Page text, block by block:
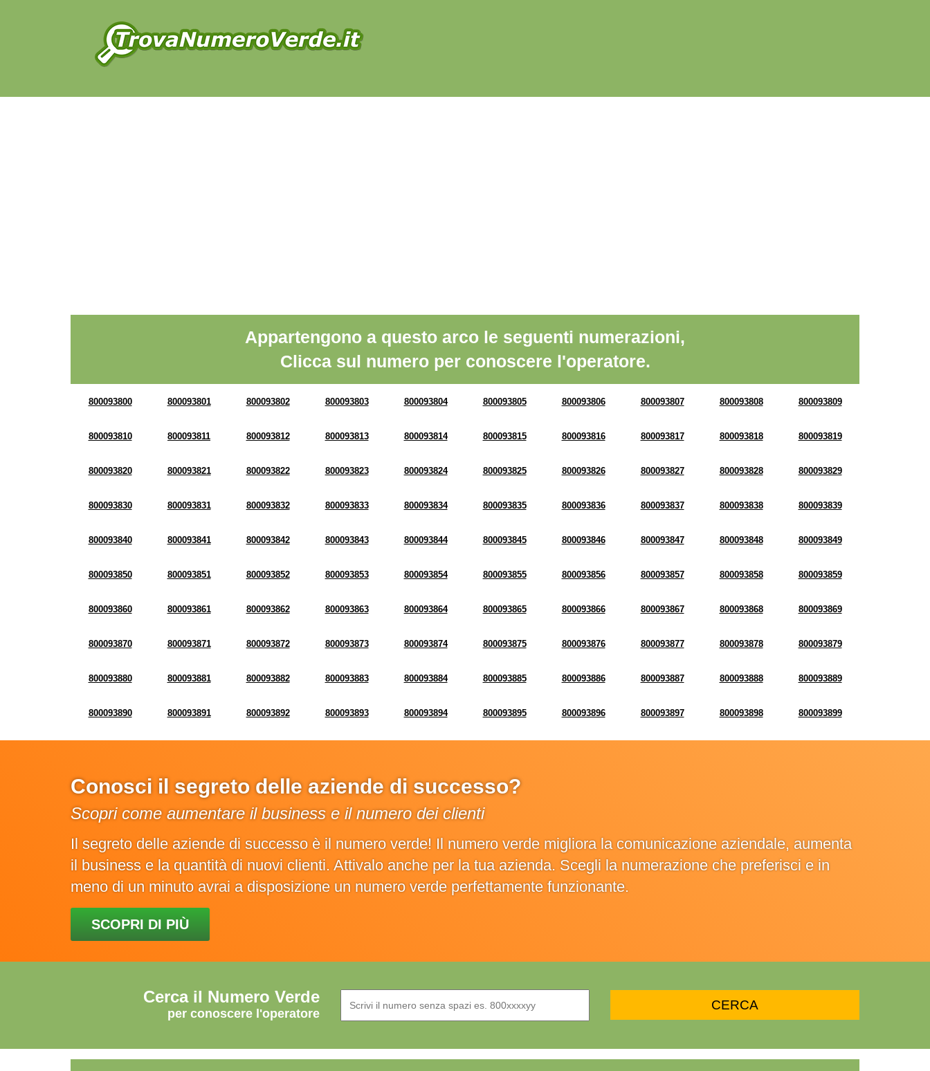
Appartengono a questo arco le seguenti numerazioni,
Clicca sul numero per conoscere l'operatore.
800093800 800093801 800093802 800093803 800093804 800093805 800093806 800093807 800093808 800093809
800093810 800093811 800093812 800093813 800093814 800093815 800093816 800093817 800093818 800093819
800093820 800093821 800093822 800093823 800093824 800093825 800093826 800093827 800093828 800093829
800093830 800093831 800093832 800093833 800093834 800093835 800093836 800093837 800093838 800093839
800093840 800093841 800093842 800093843 800093844 800093845 800093846 800093847 800093848 800093849
800093850 800093851 800093852 800093853 800093854 800093855 800093856 800093857 800093858 800093859
800093860 800093861 800093862 800093863 800093864 800093865 800093866 800093867 800093868 800093869
800093870 800093871 800093872 800093873 800093874 800093875 800093876 800093877 800093878 800093879
800093880 800093881 800093882 800093883 800093884 800093885 800093886 800093887 800093888 800093889
800093890 800093891 800093892 800093893 800093894 800093895 800093896 800093897 800093898 800093899
Conosci il segreto delle aziende di successo?
Scopri come aumentare il business e il numero dei clienti
Il segreto delle aziende di successo è il numero verde! Il numero verde migliora la comunicazione aziendale, aumenta
il business e la quantità di nuovi clienti. Attivalo anche per la tua azienda. Scegli la numerazione che preferisci e in
meno di un minuto avrai a disposizione un numero verde perfettamente funzionante.
SCOPRI DI PIÙ
Cerca il Numero Verde
per conoscere l'operatore